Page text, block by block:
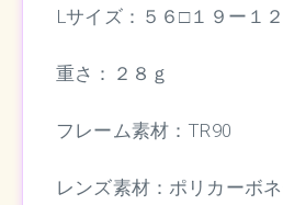
Lサイズ：５６□１９ー１
重さ：２８ｇ
フレーム素材：TR90
レンズ素材：ポリカーボ